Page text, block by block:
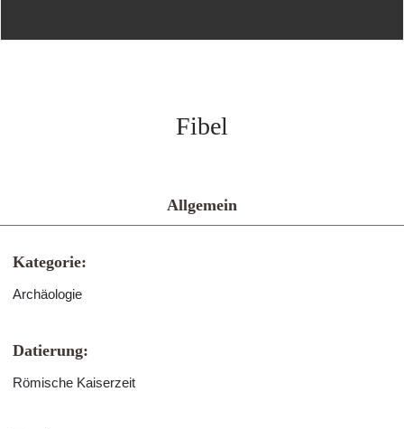
Fibel
Allgemein
Kategorie:
Archäologie
Datierung:
Römische Kaiserzeit